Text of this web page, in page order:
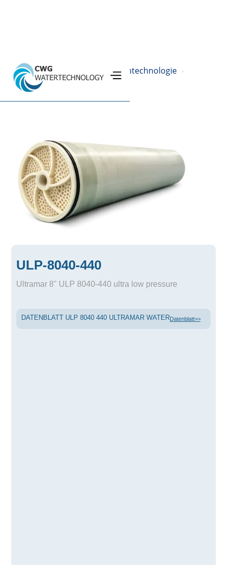
Home › Produkte Membrantechnologie ›
Ultramar Water ›
ULP-8040-440
Ultramar 8" ULP 8040-440 ultra low pressure
DATENBLATT ULP 8040 440 ULTRAMAR WATERDatenblatt>>